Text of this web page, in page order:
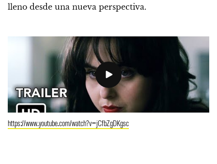
lleno desde una nueva perspectiva.
https://www.youtube.com/watch?v=jCfbZgDKgsc